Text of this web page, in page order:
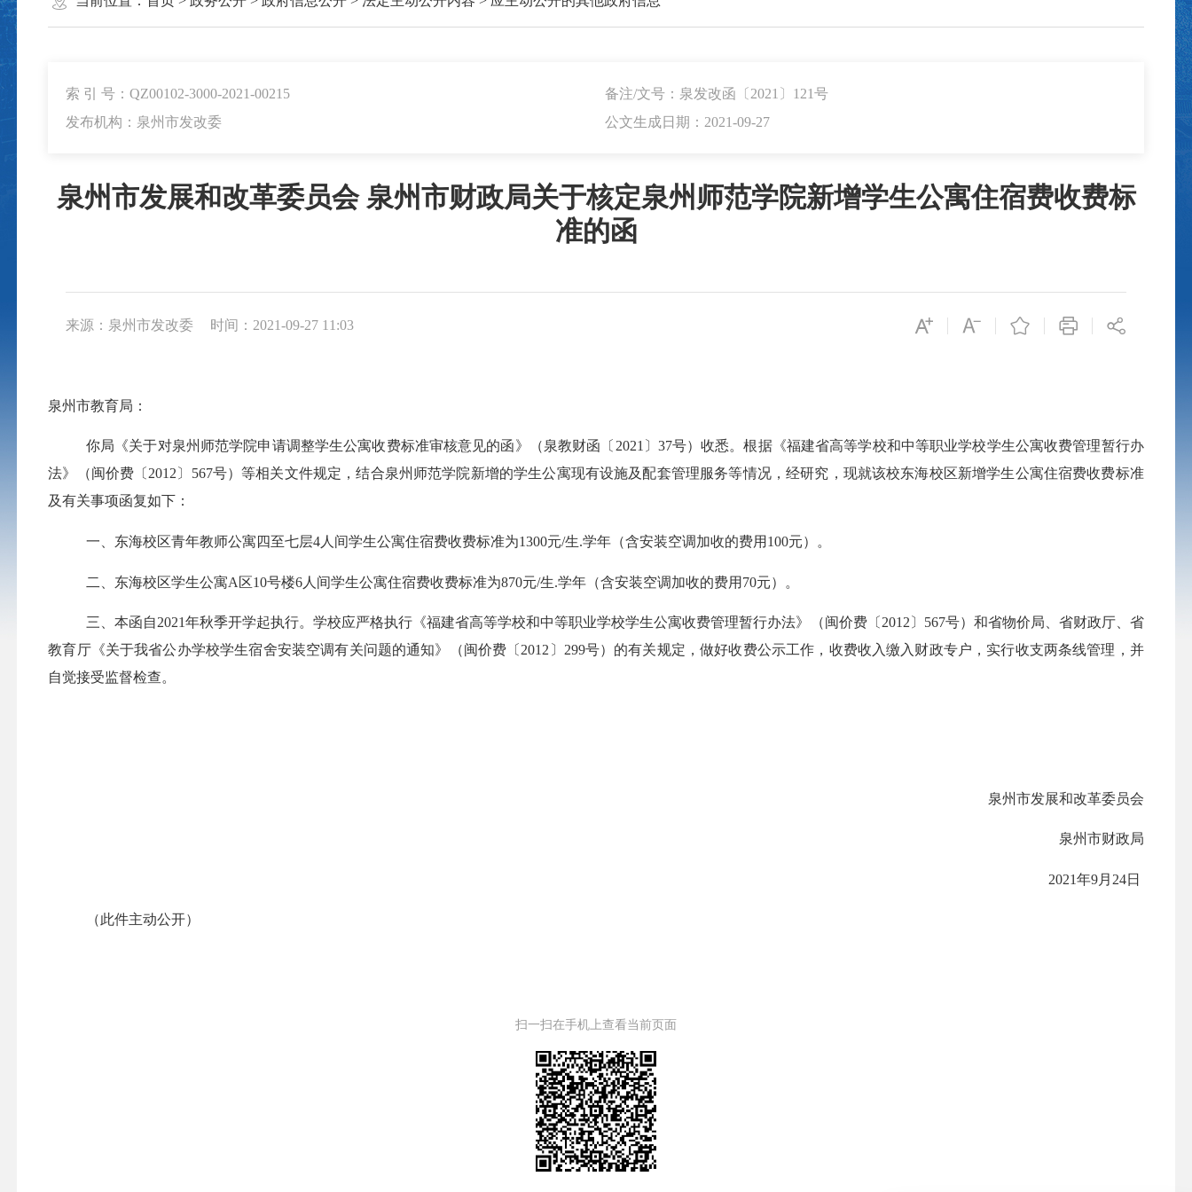
索 引 号：QZ00102-3000-2021-00215
备注/文号：泉发改函〔2021〕121号
发布机构：泉州市发改委
公文生成日期：2021-09-27
泉州市发展和改革委员会 泉州市财政局关于核定泉州师范学院新增学生公寓住宿费收费标
准的函
来源：泉州市发改委 时间：2021-09-27 11:03
泉州市教育局：
你局《关于对泉州师范学院申请调整学生公寓收费标准审核意见的函》（泉教财函〔 2021 〕 37号）收悉。根据《福建省高等学校和中等职业学校学生公寓收费管理暂行办
法》（闽价费〔2012 〕 567号）等相关文件规定，结合泉州师范学院新增的学生公寓现有设施及配套管理服务等情况，经研究，现就该校东海校区新增学生公寓住宿费收费标准
及有关事项函复如下：
一、 东海校区青年教师公寓四至七层4人间学生公寓住宿费收费标准为1300元/生.学年（含安装空调加收的费用 100元） 。
二、东海校区学生公寓A 区10号楼6人间学生公寓住宿费收费标准为870元/生.学年（含安装空调加收的费用 70元）。
三、本函自2021年秋季开学起执行。学校应严格执行《福建省高等学校和中等职业学校学生公寓收费管理暂行办法》（闽价费〔 2012 〕 567号）和省物价局、省财政厅、省
教育厅《关于我省公办学校学生宿舍安装空调有关问题的通知》（闽价费〔 2012 〕 299号）的有关规定，做好收费公示工作 ，收费收入缴入财政专户，实行收支两条线管理 ，并
自觉接受监督检查。
泉州市发展和改革委员会
泉州市财政局
2021年9月 24日
（此件主动公开）
扫一扫在手机上查看当前页面